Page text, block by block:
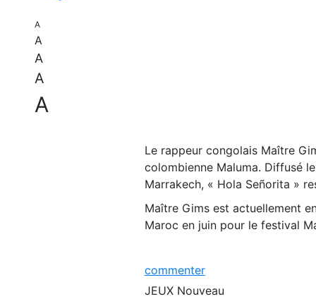
A
A
A
A
A
Le rappeur congolais Maître
colombienne Maluma. Diffusé
Marrakech, « Hola Señorita »
Maître Gims est actuellement
Maroc en juin pour le festival
commenter
JEUX Nouveau